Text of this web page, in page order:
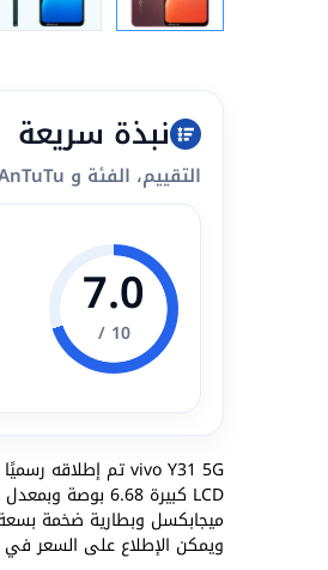
نبذة سريعة
التقييم، الفئة و AnTuTu.
7.0
10 /
ويمكن الإطلاع على السعر في